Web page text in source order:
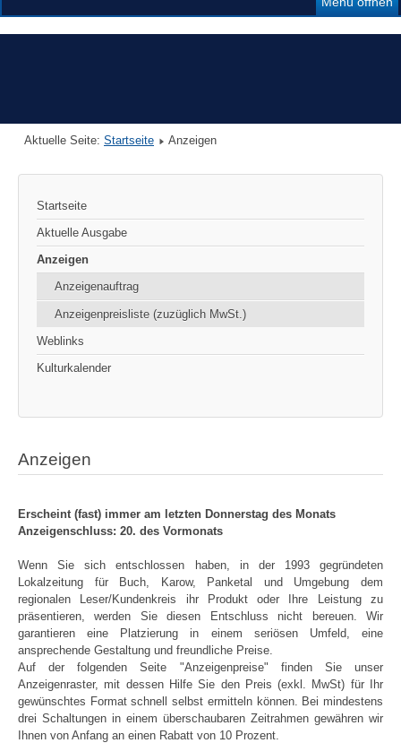
Aktuelle Seite: Startseite Anzeigen
Startseite
Aktuelle Ausgabe
Anzeigen
Anzeigenauftrag
Anzeigenpreisliste (zuzüglich MwSt.)
Weblinks
Kulturkalender
Anzeigen
Erscheint (fast) immer am letzten Donnerstag des Monats
Anzeigenschluss: 20. des Vormonats
Wenn Sie sich entschlossen haben, in der 1993 gegründeten
Lokalzeitung für Buch, Karow, Panketal und Umgebung dem
regionalen Leser/Kundenkreis ihr Produkt oder Ihre Leistung zu
präsentieren, werden Sie diesen Entschluss nicht bereuen. Wir
garantieren eine Platzierung in einem seriösen Umfeld, eine
ansprechende Gestaltung und freundliche Preise.
Auf der folgenden Seite "Anzeigenpreise" finden Sie unser
Anzeigenraster, mit dessen Hilfe Sie den Preis (exkl. MwSt) für Ihr
gewünschtes Format schnell selbst ermitteln können. Bei mindestens
drei Schaltungen in einem überschaubaren Zeitrahmen gewähren wir
Ihnen von Anfang an einen Rabatt von 10 Prozent.